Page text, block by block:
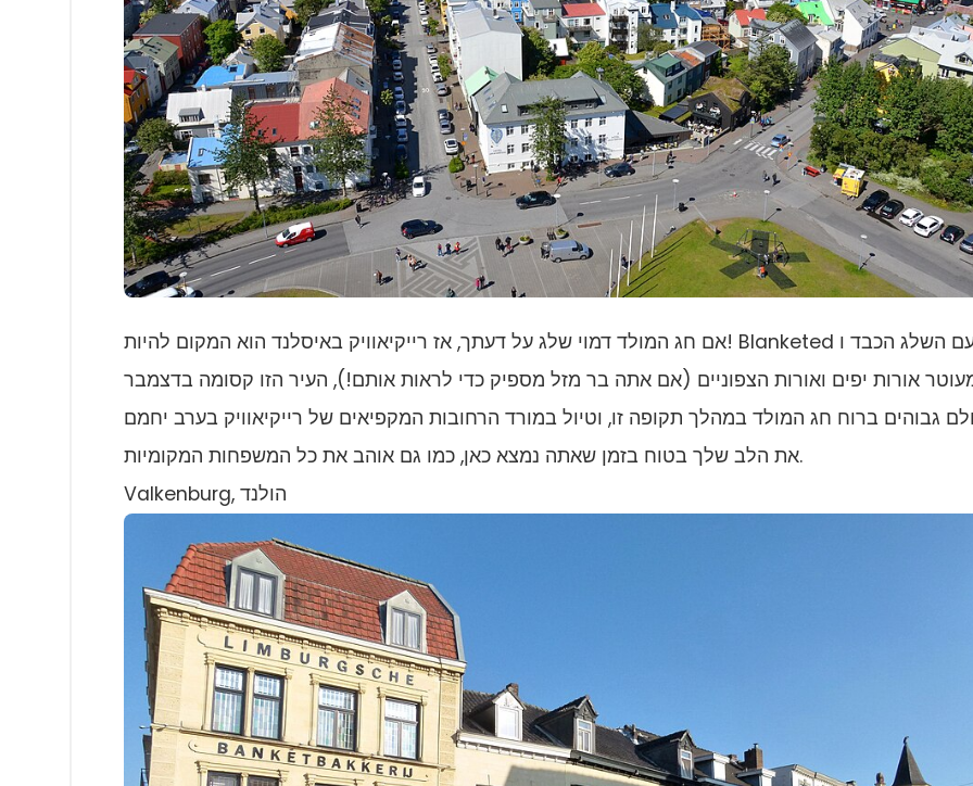
אם חג המולד דמוי שלג על דעתך, אז רייקיאוויק באיסלנד הוא המקום להיות! Blanketed עם השלג הכבד ו
אורות יפים ואורות הצפוניים (אם אתה בר מזל מספיק כדי לראות אותם!), העיר הזו קסומה בדצמבר
גבוהים ברוח חג המולד במהלך תקופה זו, וטיול במורד הרחובות המקפיאים של רייקיאוויק בערב יחמם
את הלב שלך בטוח בזמן שאתה נמצא כאן, כמו גם אוהב את כל המשפחות המקומיות.
Valkenburg, הולנד